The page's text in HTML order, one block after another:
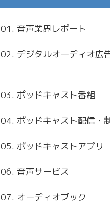
01. 音声業界レポート
02. デジタルオーディオ広
03. ポッドキャスト番組
04. ポッドキャスト配信・
05. ポッドキャストアプリ
06. 音声サービス
07. オーディオブック